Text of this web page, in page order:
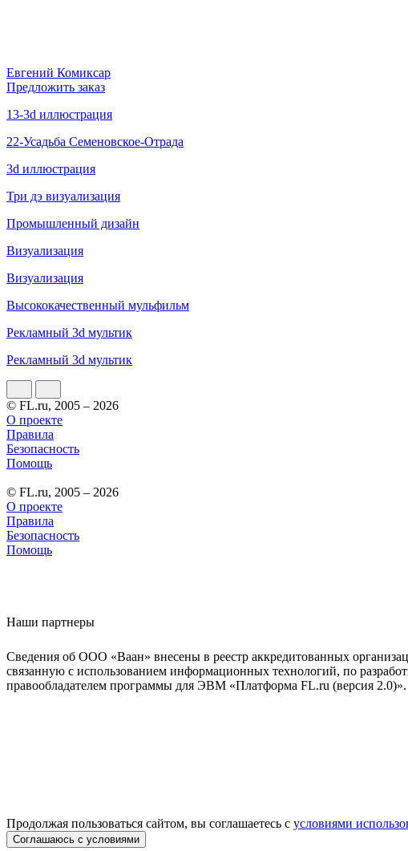
Евгений Комиксар
Предложить заказ
13-3d иллюстрация
22-Усадьба Семеновское-Отрада
3d иллюстрация
Три дэ визуализация
Промышленный дизайн
Визуализация
Визуализация
Высококачественный мульфильм
Рекламный 3d мультик
Рекламный 3d мультик
© FL.ru, 2005 – 2026
О проекте
Правила
Безопасность
Помощь
© FL.ru, 2005 – 2026
О проекте
Правила
Безопасность
Помощь
Наши партнеры
Сведения об ООО «Ваан» внесены в реестр аккредитованных
связанную с использованием информационных технологий, по
правообладателем программы для ЭВМ «Платформа FL.ru (версия 2.0)».
Продолжая пользоваться сайтом, вы соглашаетесь с условиями
Соглашаюсь с условиями